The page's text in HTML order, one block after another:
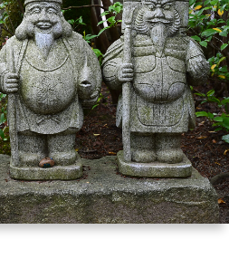
ル
ガ
ミ
ナ
ー・
講